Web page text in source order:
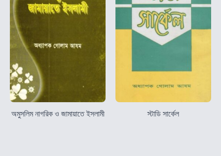
অমুসলিম নাগরিক ও জামায়াতে ইসলামী স্টাডি সার্কেল